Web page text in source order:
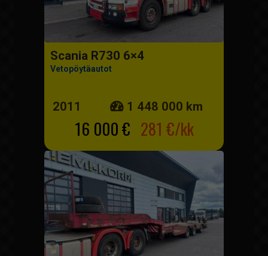
Scania R730 6×4
Vetopöytäautot
2011 1 448 000 km
16 000 € 281 €/kk